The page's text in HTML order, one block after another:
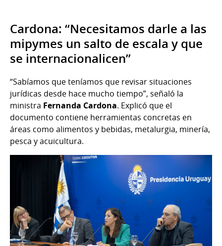
Cardona: “Necesitamos darle a las
mipymes un salto de escala y que
se internacionalicen”
“Sabíamos que teníamos que revisar situaciones
jurídicas desde hace mucho tiempo”, señaló la
ministra Fernanda Cardona. Explicó que el
documento contiene herramientas concretas en
áreas como alimentos y bebidas, metalurgia, minería,
pesca y acuicultura.